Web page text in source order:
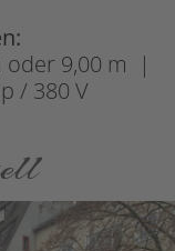
oder 9,00 m |
/ 380 V